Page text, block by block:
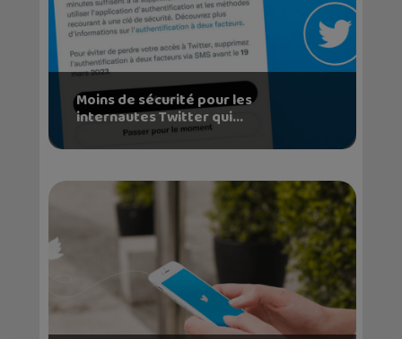
Moins de sécurité pour les
internautes Twitter qui...